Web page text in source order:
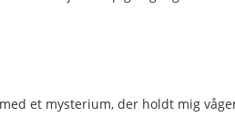
et mysterium, der holdt mig